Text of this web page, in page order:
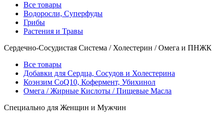
Все товары
Водоросли, Суперфуды
Грибы
Растения и Травы
Сердечно-Сосудистая Система / Холестерин / Омега и ПНЖК
Все товары
Добавки для Сердца, Сосудов и Холестерина
Коэнзим CoQ10, Кофермент, Убихинол
Омега / Жирные Кислоты / Пищевые Масла
Специально для Женщин и Мужчин